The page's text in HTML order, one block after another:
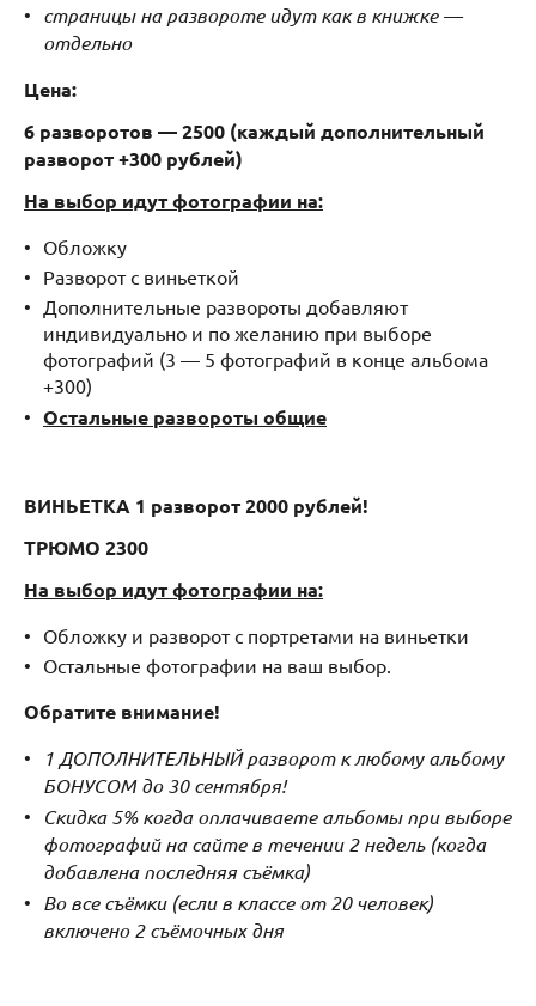
страницы на развороте идут как в книжке —
отдельно
Цена:
6 разворотов — 2500 (каждый дополнительный
разворот +300 рублей)
На выбор идут фотографии на:
Обложку
Разворот с виньеткой
Дополнительные развороты добавляют
индивидуально и по желанию при выборе
фотографий (3 — 5 фотографий в конце альбома
+300)
Остальные развороты общие
ВИНЬЕТКА 1 разворот 2000 рублей!
ТРЮМО 2300
На выбор идут фотографии на:
Обложку и разворот с портретами на виньетки
Остальные фотографии на ваш выбор.
Обратите внимание!
1 ДОПОЛНИТЕЛЬНЫЙ разворот к любому альбому
БОНУСОМ до 30 сентября!
Скидка 5% когда оплачиваете альбомы при выборе
фотографий на сайте в течении 2 недель (когда
добавлена последняя съёмка)
Во все съёмки (если в классе от 20 человек)
включено 2 съёмочных дня